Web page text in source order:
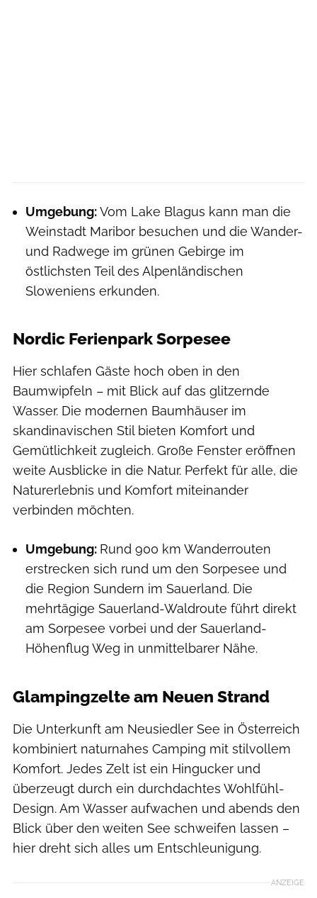
Umgebung:Vom Lake Blagus kann man die
Weinstadt Maribor besuchen und die Wander-
und Radwege im grünen Gebirge im
östlichsten Teil des Alpenländischen
Sloweniens erkunden.
Nordic Ferienpark Sorpesee
Hier schlafen Gäste hoch oben in den
Baumwipfeln – mit Blick auf das glitzernde
Wasser. Die modernen Baumhäuser im
skandinavischen Stil bieten Komfort und
Gemütlichkeit zugleich. Große Fenster eröffnen
weite Ausblicke in die Natur. Perfekt für alle, die
Naturerlebnis und Komfort miteinander
verbinden möchten.
Umgebung: Rund 900 km Wanderrouten
erstrecken sich rund um den Sorpesee und
die Region Sundern im Sauerland. Die
mehrtägige Sauerland-Waldroute führt direkt
am Sorpesee vorbei und der Sauerland-
Höhenflug Weg in unmittelbarer Nähe.
Glampingzelte am Neuen Strand
Die Unterkunft am Neusiedler See in Österreich
kombiniert naturnahes Camping mit stilvollem
Komfort. Jedes Zelt ist ein Hingucker und
überzeugt durch ein durchdachtes Wohlfühl-
Design. Am Wasser aufwachen und abends den
Blick über den weiten See schweifen lassen –
hier dreht sich alles um Entschleunigung.
ANZEIGE